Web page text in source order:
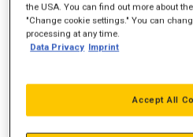
M3
Nyttelast
the USA. You can find out more about
"Change cookie settings." You can
processing at any time.
Data Privacy Imprint
Accept All